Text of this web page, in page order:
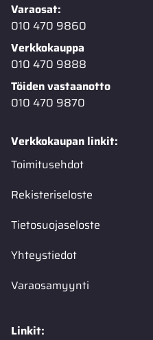
Varaosat:
010 470 9860
Verkkokauppa
010 470 9888
Töiden vastaanotto
010 470 9870
Verkkokaupan linkit:
Toimitusehdot
Rekisteriseloste
Tietosuojaseloste
Yhteystiedot
Varaosamyynti
Linkit: